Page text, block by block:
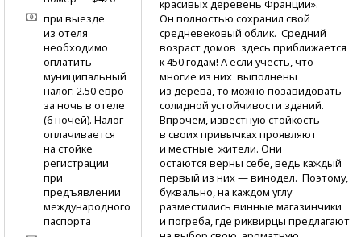
красивых деревень Франции».
Он полностью сохранил свой
средневековый облик. Средний
возраст домов здесь приближается
к 450 годам! А если учесть, что
многие из них выполнены
из дерева, то можно позавидовать
солидной устойчивости зданий.
Впрочем, известную стойкость
в своих привычках проявляют
и местные жители. Они
остаются верны себе, ведь каждый
первый из них — винодел. Поэтому,
буквально, на каждом углу
разместились винные магазинчики
и погреба, где риквирцы предлагают
при выезде
из отеля
необходимо
оплатить
муниципальный
налог: 2.50 евро
за ночь в отеле
(6 ночей). Налог
оплачивается
на стойке
регистрации
при
предъявлении
международного
паспорта